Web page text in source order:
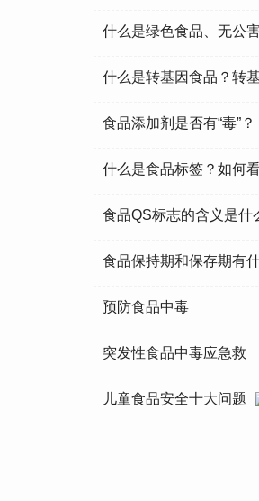
什么是绿色食品、无公
什么是转基因食品？转
食品添加剂是否有“毒”？
什么是食品标签？如何
食品QS标志的含义是什
食品保持期和保存期有
预防食品中毒
突发性食品中毒应急救
儿童食品安全十大问题